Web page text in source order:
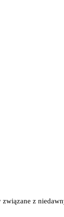
związane z